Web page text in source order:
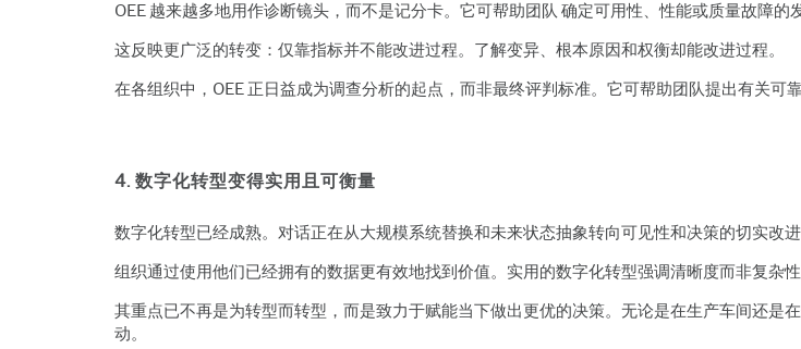
OEE 越来越多地用作诊断镜头，而不是记分卡。它可帮助团队 确定可用性、性能或质量故障的
这反映更广泛的转变：仅靠指标并不能改进过程。了解变异、根本原因和权衡却能改进过程。
在各组织中，OEE 正日益成为调查分析的起点，而非最终评判标准。它可帮助团队提出有关可
4. 数字化转型变得实用且可衡量
数字化转型已经成熟。对话正在从大规模系统替换和未来状态抽象转向可见性和决策的切实改进
组织通过使用他们已经拥有的数据更有效地找到价值。实用的数字化转型强调清晰度而非复杂性
其重点已不再是为转型而转型，而是致力于赋能当下做出更优的决策。无论是在生产车间还是
动。